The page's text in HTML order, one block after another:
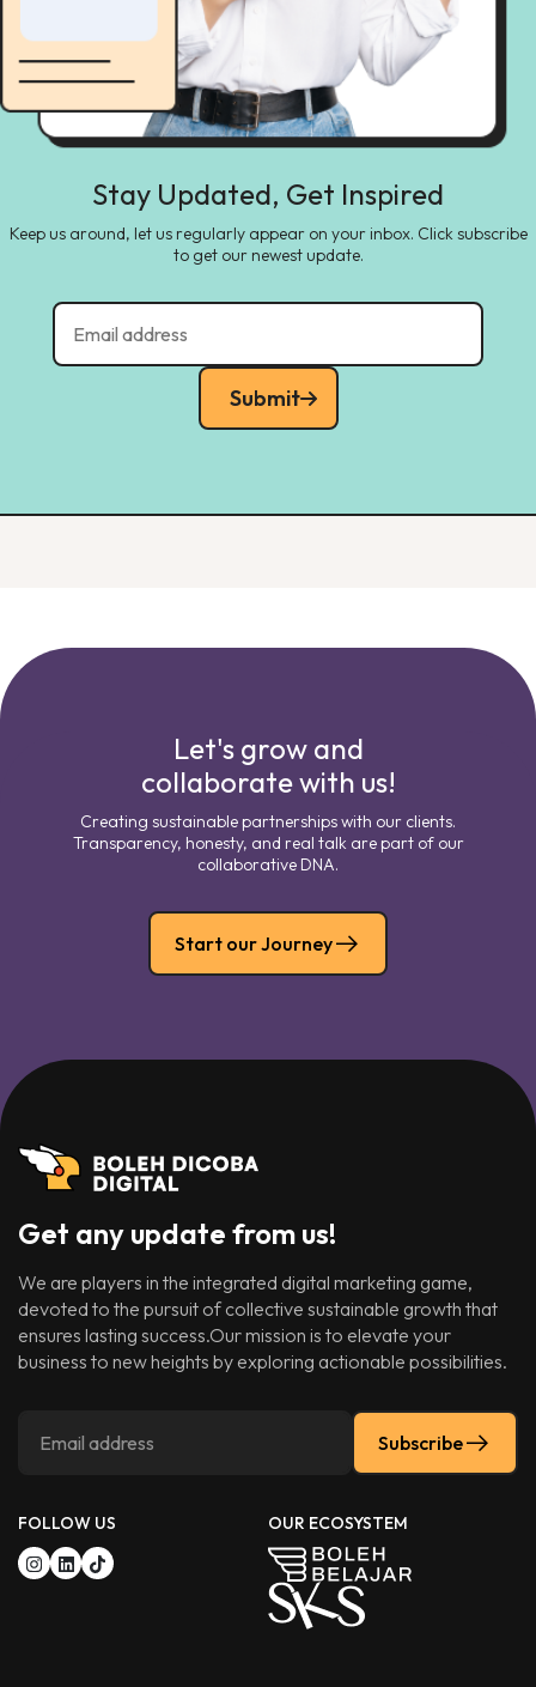
Stay Updated, Get Inspired
Keep us around, let us regularly appear on your inbox. Click subscribe
to get our newest update.
Submit
Let's grow and
collaborate with us!
Creating sustainable partnerships with our clients.
Transparency, honesty, and real talk are part of our
collaborative DNA.
Start our Journey
Get any update from us!
We are players in the integrated digital marketing game,
devoted to the pursuit of collective sustainable growth that
ensures lasting success.Our mission is to elevate your
business to new heights by exploring actionable possibilities.
Subscribe
FOLLOW US OUR ECOSYSTEM